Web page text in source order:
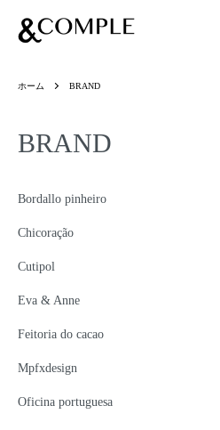
ホーム BRAND
BRAND
グループ一覧
Bordallo pinheiro
Chicoração
Cutipol
Eva & Anne
Feitoria do cacao
Mpfxdesign
Oficina portuguesa